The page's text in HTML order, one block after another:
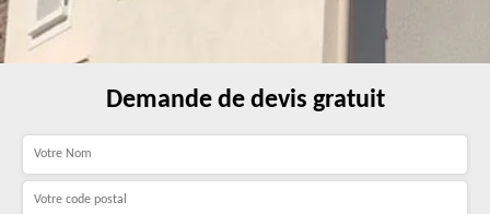
Demande de devis gratuit